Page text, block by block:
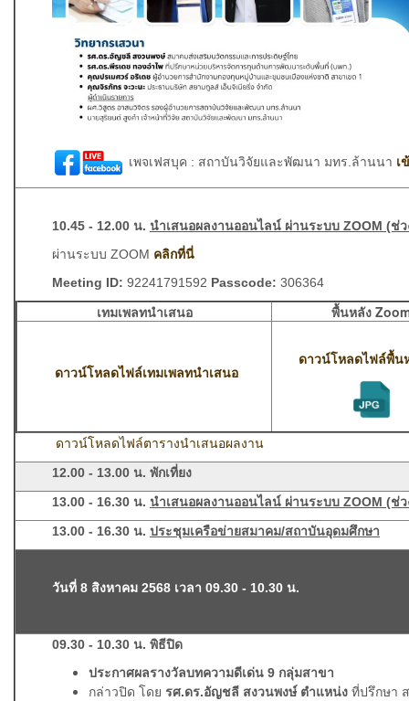
เพจเฟสบุค : สถาบันวิจัยและพัฒนา มทร.ล้านนา เ
10.45 - 12.00 น. นำเสนอผลงานออนไลน์ ผ่านระบบ ZOOM (ช่ว
ผ่านระบบ ZOOM คลิกที่นี่
Meeting ID: 92241791592 Passcode: 306364
เทมเพลทนำเสนอ พื้นหลัง
ดาวน์โหลดไฟล์เทมเพลทนำเสนอ
ดาวน์โหลดไฟล์พื้น
ดาวน์โหลดไฟล์ตารางนำเสนอผลงาน
12.00 - 13.00 น. พักเที่ยง
13.00 - 16.30 น. นำเสนอผลงานออนไลน์ ผ่านระบบ ZOOM (ช่ว
13.00 - 16.30 น. ประชุมเครือข่ายสมาคม/สถาบันอุดมศึกษา
วันที่ 8 สิงหาคม 2568 เวลา 09.30 - 10.30 น.
09.30 - 10.30 น. พิธีปิด
ประกาศผลรางวัลบทความดีเด่น 9 กลุ่มสาขา
กล่าวปิด โดย รศ.ดร.อัญชลี สงวนพงษ์ ตำแหน่ง ที่ปรึกษา